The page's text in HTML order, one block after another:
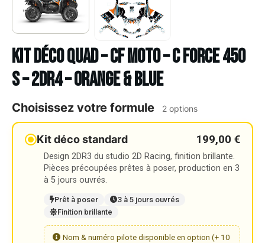
Kit déco Quad – CF MOTO – C FORCE 450
S – 2DR4 – ORANGE & BLUE
Choisissez votre formule 2 options
Kit déco standard 199,00 €
Design 2DR3 du studio 2D Racing, finition brillante.
Pièces précoupées prêtes à poser, production en 3
à 5 jours ouvrés.
Prêt à poser
3 à 5 jours ouvrés
Finition brillante
Nom & numéro pilote disponible en option (+ 10